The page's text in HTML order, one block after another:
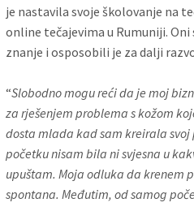
je nastavila svoje školovanje na
online tečajevima u Rumuniji.
znanje i osposobili je za dalji
“Slobodno mogu reći da je moj
za rješenjem problema s kožom
dosta mlada kad sam kreirala svoj
početku nisam bila ni svjesna u
upuštam. Moja odluka da krenem
spontana. Međutim, od samog